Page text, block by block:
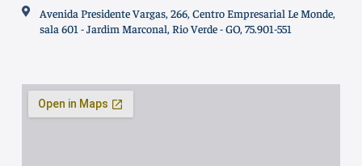
Avenida Presidente Vargas, 266, Centro Empresarial Le Monde,
sala 601 - Jardim Marconal, Rio Verde - GO, 75.901-551